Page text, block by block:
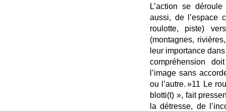
L’action se
aussi, de l’espace
roulotte, piste)
(montagnes,
leur importance
compréhension
l’image sans
ou l’autre. »11 Le
blotti(t) », fait
la détresse, de